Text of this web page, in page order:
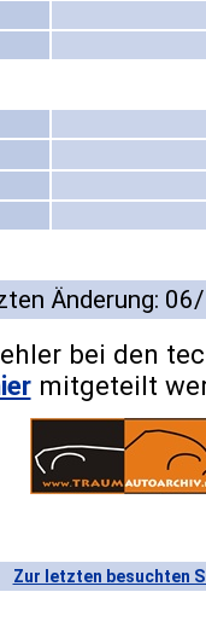
Änderung:
bei den
mitgeteilt
Zur letzten besuchten